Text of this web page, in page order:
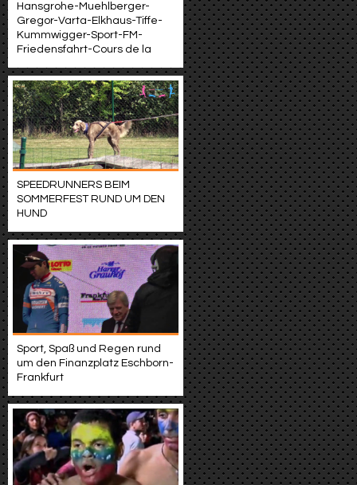
Hansgrohe-Muehlberger-
Gregor-Varta-Elkhaus-Tiffe-
Kummwigger-Sport-FM-
Friedensfahrt-Cours de la
SPEEDRUNNERS BEIM
SOMMERFEST RUND UM DEN
HUND
Sport, Spaß und Regen rund
um den Finanzplatz Eschborn-
Frankfurt